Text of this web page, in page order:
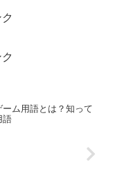
ーム用語とは？知って
語